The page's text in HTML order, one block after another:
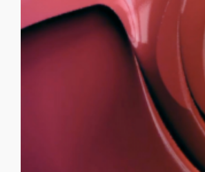
Grounded
Schönheit der
Bescheidenheit